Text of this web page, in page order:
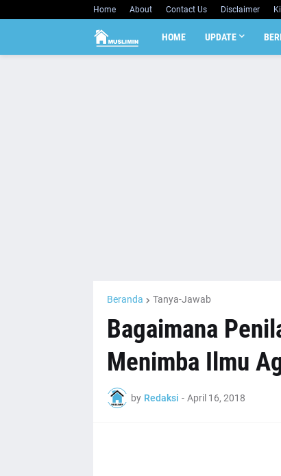
Home About Contact Us Disclaimer
HOME UPDATE
Beranda Tanya-Jawab
Bagaimana
Menimba Ilmu
by Redaksi - April 16, 2018